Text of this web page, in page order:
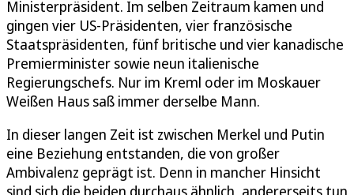
Ministerpräsident. Im selben Zeitraum kamen und
gingen vier US-Präsidenten, vier französische
Staatspräsidenten, fünf britische und vier kanadische
Premierminister sowie neun italienische
Regierungschefs. Nur im Kreml oder im Moskauer
Weißen Haus saß immer derselbe Mann.
In dieser langen Zeit ist zwischen Merkel und Putin
eine Beziehung entstanden, die von großer
Ambivalenz geprägt ist. Denn in mancher Hinsicht
sind sich die beiden durchaus ähnlich, andererseits tun